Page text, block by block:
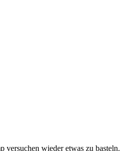
versuchen wieder etwas zu basteln.